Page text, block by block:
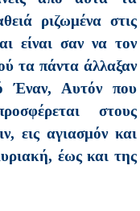
ριζωμένα στις
είναι σαν να τον
τα πάντα άλλαξαν
Έναν, Αυτόν που
στους
εις αγιασμόν και
έως και της